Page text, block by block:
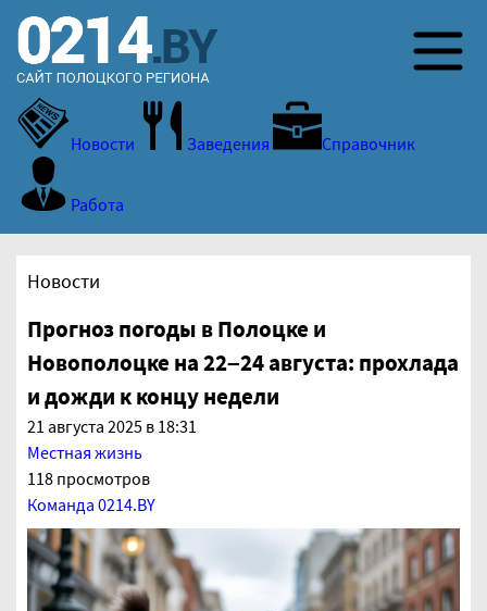
Новости Заведения Справочник
Работа
Новости
Прогноз погоды в Полоцке и
Новополоцке на 22–24 августа: прохлада
и дожди к концу недели
21 августа 2025 в 18:31
Местная жизнь
118 просмотров
Команда 0214.BY